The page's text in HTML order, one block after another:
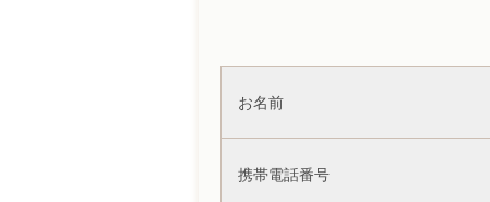
お名前
携帯電話番号